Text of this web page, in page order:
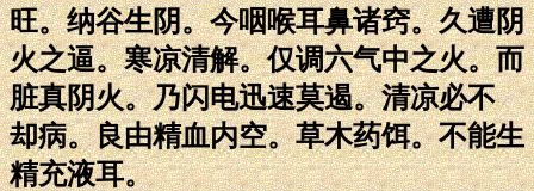
旺。纳谷生阴。今咽喉耳鼻诸窍。久遭阴
火之逼。寒凉清解。仅调六气中之火。而
脏真阴火。乃闪电迅速莫遏。清凉必不
却病。良由精血内空。草木药饵。不能生
精充液耳。